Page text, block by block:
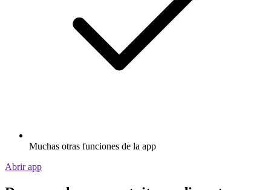
Muchas otras funciones de la app
Abrir app